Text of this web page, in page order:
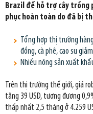
Brazil để hỗ trợ cây
phục hoàn toàn do đã bị
Tổng hợp thị trường
đồng, cà phê, cao su giảm
Nhiều nông sản xuất
Trên thị trường thế giới, giá
tăng 39 USD, tương đương
thấp nhất 2,5 tháng ở 4.259